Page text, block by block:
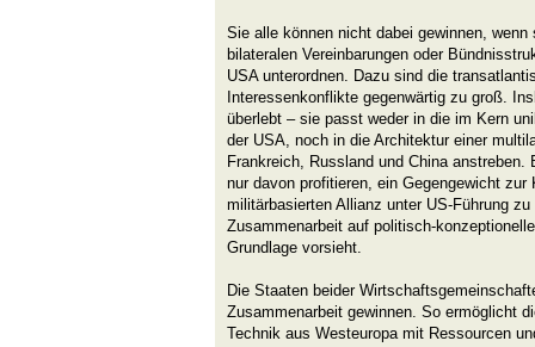
Sie alle können nicht dabei gewinnen,
bilateralen Vereinbarungen oder
USA unterordnen. Dazu sind die
Interessenkonflikte gegenwärtig zu groß.
überlebt – sie passt weder in die im Kern
der USA, noch in die Architektur einer
Frankreich, Russland und China
nur davon profitieren, ein Gegengewicht zur
militärbasierten Allianz unter US-Führung
Zusammenarbeit auf politisch-
Grundlage vorsieht.
Die Staaten beider
Zusammenarbeit gewinnen. So ermöglicht
Technik aus Westeuropa mit Ressourcen